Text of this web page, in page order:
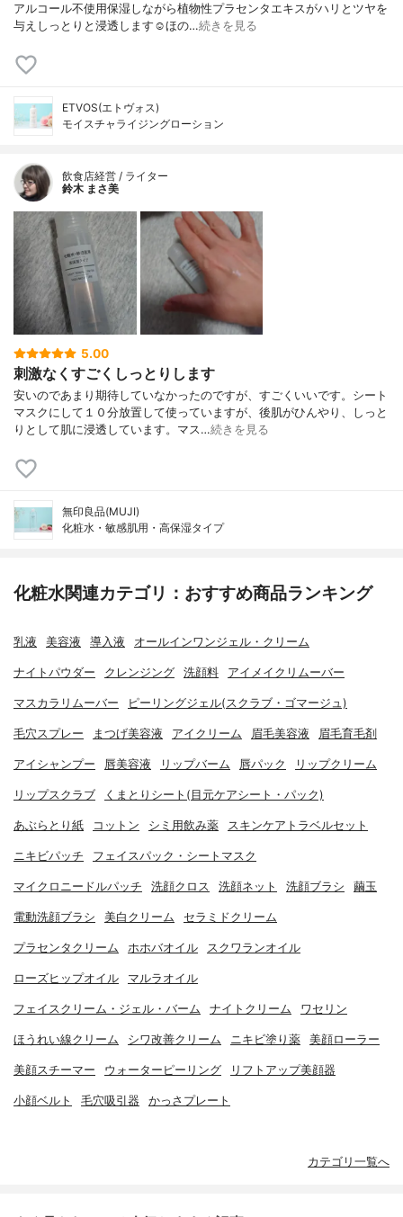
アルコール不使用保湿しながら植物性プラセンタエキスがハリとツヤを
与えしっとりと浸透します☺︎ほの…続きを見る
ETVOS(エトヴォス)
モイスチャライジングローション
飲食店経営 / ライター
鈴木 まさ美
5.00
刺激なくすごくしっとりします
安いのであまり期待していなかったのですが、すごくいいです。シート
マスクにして１０分放置して使っていますが、後肌がひんやり、しっと
りとして肌に浸透しています。マス…続きを見る
無印良品(MUJI)
化粧水・敏感肌用・高保湿タイプ
化粧水関連カテゴリ：おすすめ商品ランキング
乳液 美容液 導入液 オールインワンジェル・クリーム
ナイトパウダー クレンジング 洗顔料 アイメイクリムーバー
マスカラリムーバー ピーリングジェル(スクラブ・ゴマージュ)
毛穴スプレー まつげ美容液 アイクリーム 眉毛美容液 眉毛育毛剤
アイシャンプー 唇美容液 リップバーム 唇パック リップクリーム
リップスクラブ くまとりシート(目元ケアシート・パック)
あぶらとり紙 コットン シミ用飲み薬 スキンケアトラベルセット
ニキビパッチ フェイスパック・シートマスク
マイクロニードルパッチ 洗顔クロス 洗顔ネット 洗顔ブラシ 繭玉
電動洗顔ブラシ 美白クリーム セラミドクリーム
プラセンタクリーム ホホバオイル スクワランオイル
ローズヒップオイル マルラオイル
フェイスクリーム・ジェル・バーム ナイトクリーム ワセリン
ほうれい線クリーム シワ改善クリーム ニキビ塗り薬 美顔ローラー
美顔スチーマー ウォーターピーリング リフトアップ美顔器
小顔ベルト 毛穴吸引器 かっさプレート
カテゴリ一覧へ